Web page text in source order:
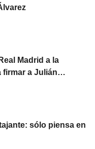
Madrid a la
firmar a Julián
sólo piensa en